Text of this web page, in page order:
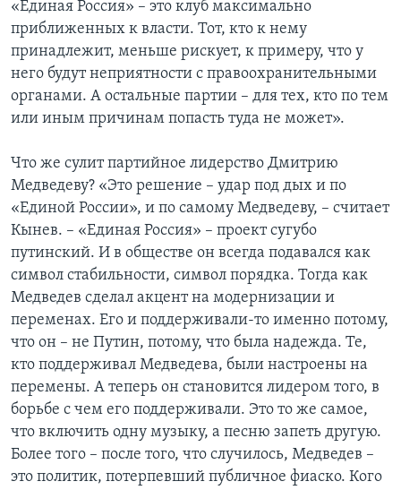
«Единая Россия» – это клуб максимально
приближенных к власти. Тот, кто к нему
принадлежит, меньше рискует, к примеру, что у
него будут неприятности с правоохранительными
органами. А остальные партии – для тех, кто по тем
или иным причинам попасть туда не может».
Что же сулит партийное лидерство Дмитрию
Медведеву? «Это решение – удар под дых и по
«Единой России», и по самому Медведеву, – считает
Кынев. – «Единая Россия» – проект сугубо
путинский. И в обществе он всегда подавался как
символ стабильности, символ порядка. Тогда как
Медведев сделал акцент на модернизации и
переменах. Его и поддерживали-то именно потому,
что он – не Путин, потому, что была надежда. Те,
кто поддерживал Медведева, были настроены на
перемены. А теперь он становится лидером того, в
борьбе с чем его поддерживали. Это то же самое,
что включить одну музыку, а песню запеть другую.
Более того – после того, что случилось, Медведев –
это политик, потерпевший публичное фиаско. Кого